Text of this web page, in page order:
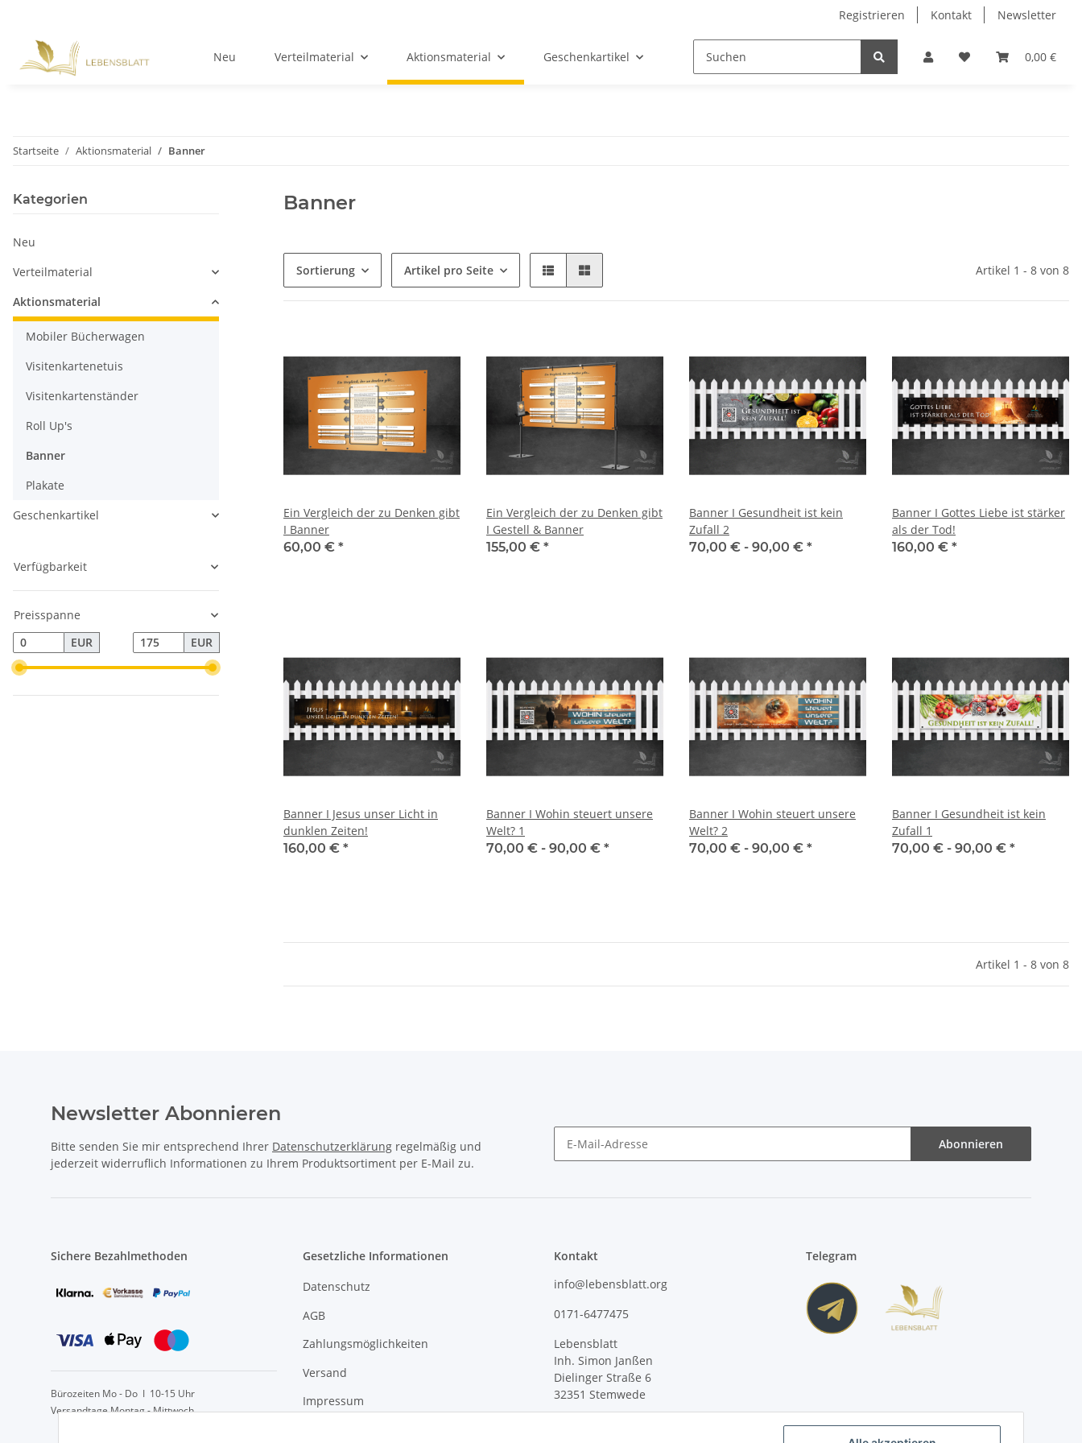
Registrieren Kontakt Newsletter
0,00 €
Neu Verteilmaterial Aktionsmaterial Geschenkartikel
Startseite Aktionsmaterial Banner
Banner
Sortierung Artikel pro Seite Artikel 1 - 8 von 8
Ein Vergleich der zu Denken gibt
I Banner
60,00 € *
Ein Vergleich der zu Denken gibt
I Gestell & Banner
155,00 € *
Banner I Gesundheit ist kein
Zufall 2
70,00 € - 90,00 € *
Banner I Gottes Liebe ist stärker
als der Tod!
160,00 € *
Banner I Jesus unser Licht in
dunklen Zeiten!
160,00 € *
Banner I Wohin steuert unsere
Welt? 1
70,00 € - 90,00 € *
Banner I Wohin steuert unsere
Welt? 2
70,00 € - 90,00 € *
Banner I Gesundheit ist kein
Zufall 1
70,00 € - 90,00 € *
Artikel 1 - 8 von 8
Kategorien
Neu
Verteilmaterial
Aktionsmaterial
Mobiler Bücherwagen
Visitenkartenetuis
Visitenkartenständer
Roll Up's
Banner
Plakate
Geschenkartikel
Verfügbarkeit
Preisspanne
EUR
EUR
Newsletter Abonnieren
Bitte senden Sie mir entsprechend Ihrer Datenschutzerklärung regelmäßig und
jederzeit widerruflich Informationen zu Ihrem Produktsortiment per E-Mail zu.
Abonnieren
Sichere Bezahlmethoden
Bürozeiten Mo - Do I 10-15 Uhr
Versandtage Montag - Mittwoch
Gesetzliche Informationen
Datenschutz
AGB
Zahlungsmöglichkeiten
Versand
Impressum
Kontakt
info@lebensblatt.org
0171-6477475
Lebensblatt
Inh. Simon Janßen
Dielinger Straße 6
32351 Stemwede
Telegram